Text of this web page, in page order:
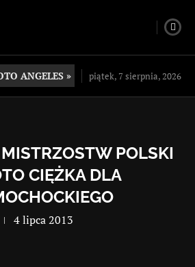
ANGELES » piątek, 7 sierpnia, 2026
POLSKI
CIĘŻKA DLA
4 lipca 2013